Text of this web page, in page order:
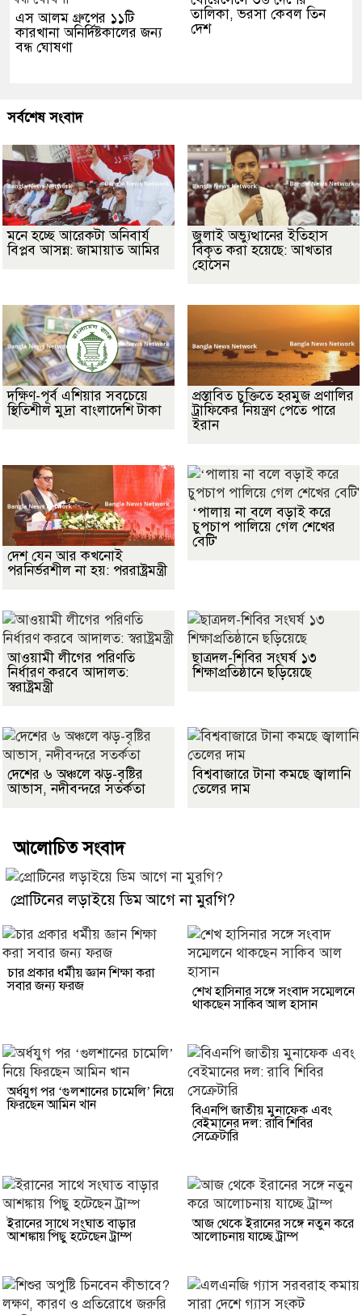
এস আলম গ্রুপের ১১টি
কারখানা অনির্দিষ্টকালের জন্য
বন্ধ ঘোষণা
তালিকা, ভরসা কেবল তিন
দেশ
সর্বশেষ সংবাদ
মনে হচ্ছে আরেকটা অনিবার্য
বিপ্লব আসন্ন: জামায়াত আমির
জুলাই অভ্যুত্থানের ইতিহাস
বিকৃত করা হয়েছে: আখতার
হোসেন
দক্ষিণ-পূর্ব এশিয়ার সবচেয়ে
স্থিতিশীল মুদ্রা বাংলাদেশি টাকা
প্রস্তাবিত চুক্তিতে হরমুজ প্রণালির
ট্রাফিকের নিয়ন্ত্রণ পেতে পারে
ইরান
দেশ যেন আর কখনোই
পরনির্ভরশীল না হয়: পররাষ্ট্রমন্ত্রী
‘পালায় না বলে বড়াই করে
চুপচাপ পালিয়ে গেল শেখের
বেটি'
আওয়ামী লীগের পরিণতি
নির্ধারণ করবে আদালত:
স্বরাষ্ট্রমন্ত্রী
ছাত্রদল-শিবির সংঘর্ষ ১৩
শিক্ষাপ্রতিষ্ঠানে ছড়িয়েছে
দেশের ৬ অঞ্চলে ঝড়-বৃষ্টির
আভাস, নদীবন্দরে সতর্কতা
বিশ্ববাজারে টানা কমছে জ্বালানি
তেলের দাম
আলোচিত সংবাদ
প্রোটিনের লড়াইয়ে ডিম আগে না মুরগি?
চার প্রকার ধর্মীয় জ্ঞান শিক্ষা করা
সবার জন্য ফরজ
শেখ হাসিনার সঙ্গে সংবাদ সম্মেলনে
থাকছেন সাকিব আল হাসান
অর্ধযুগ পর ‘গুলশানের চামেলি’ নিয়ে
ফিরছেন আমিন খান
বিএনপি জাতীয় মুনাফেক এবং
বেইমানের দল: রাবি শিবির
সেক্রেটারি
ইরানের সাথে সংঘাত বাড়ার
আশঙ্কায় পিছু হটেছেন ট্রাম্প
আজ থেকে ইরানের সঙ্গে নতুন করে
আলোচনায় যাচ্ছে ট্রাম্প